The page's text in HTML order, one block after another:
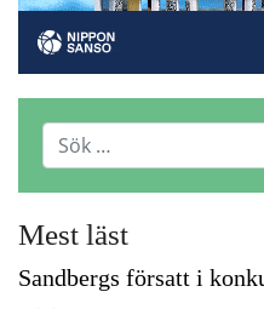
Mest läst
Sandbergs försatt i